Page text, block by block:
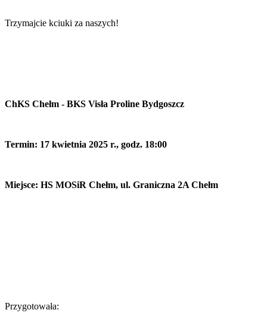
Trzymajcie kciuki za naszych!
ChKS Chełm - BKS Visła Proline Bydgoszcz
Termin: 17 kwietnia 2025 r., godz. 18:00
Miejsce: HS MOSiR Chełm, ul. Graniczna 2A Chełm
Przygotowała: